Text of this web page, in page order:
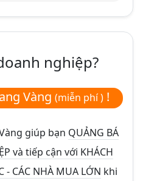
nghiệp?
Vàng (miễn phí ) !
giúp bạn QUẢNG BÁ
và tiếp cận với KHÁCH
- CÁC NHÀ MUA LỚN khi